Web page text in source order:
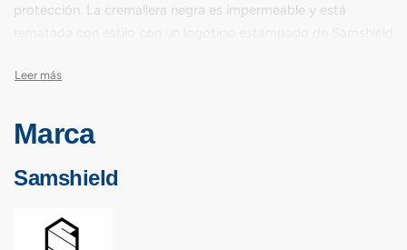
protección. La cremallera negra es impermeable y está
acanalado para evitar que el chaleco se mueva mientras se
versátil, ya que es más esponjoso que el acolchado estándar
pero con un peso más ligero, también es ecológico y no tiene
olor. El tejido exterior es duradero, transpirable y repelente al
Marca
Samshield